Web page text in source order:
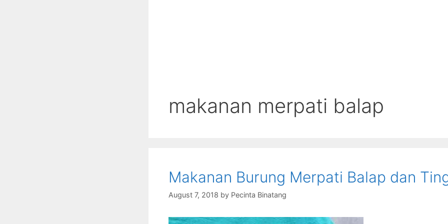
makanan merpati balap
Makanan Burung Merpati Balap dan
August 7, 2018 by Pecinta Binatang